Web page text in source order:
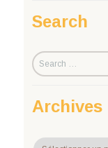
Search
Archives
Archives